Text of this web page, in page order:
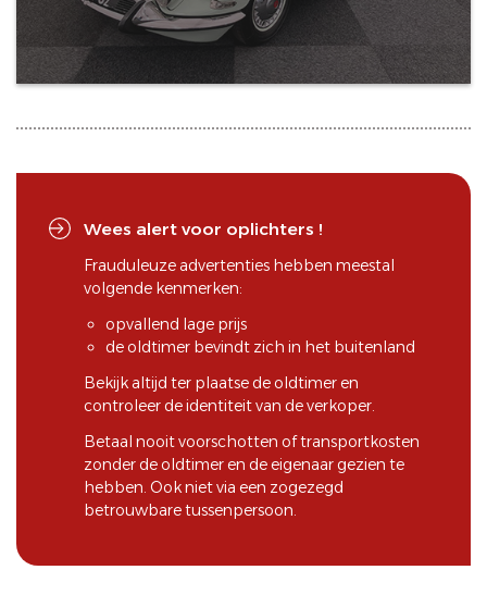
Wees alert voor oplichters !
Frauduleuze advertenties hebben meestal
volgende kenmerken:
opvallend lage prijs
de oldtimer bevindt zich in het buitenland
Bekijk altijd ter plaatse de oldtimer en
controleer de identiteit van de verkoper.
Betaal nooit voorschotten of transportkosten
zonder de oldtimer en de eigenaar gezien te
hebben. Ook niet via een zogezegd
betrouwbare tussenpersoon.